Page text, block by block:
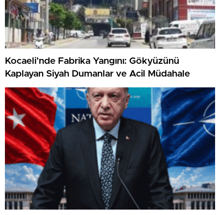
Kocaeli’nde Fabrika Yangını: Gökyüzünü
Kaplayan Siyah Dumanlar ve Acil Müdahale